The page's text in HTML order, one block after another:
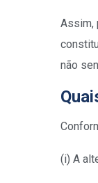
Assim,
não
(i) A